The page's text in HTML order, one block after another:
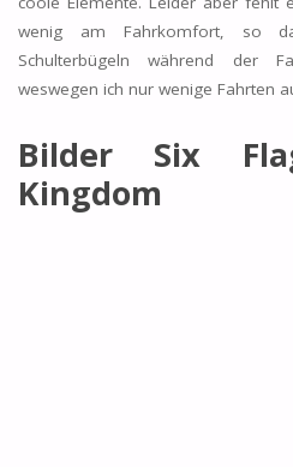
wenig am Fahrkomfort, so
Schulterbügeln während der
weswegen ich nur wenige Fahrten
Bilder Six
Kingdom